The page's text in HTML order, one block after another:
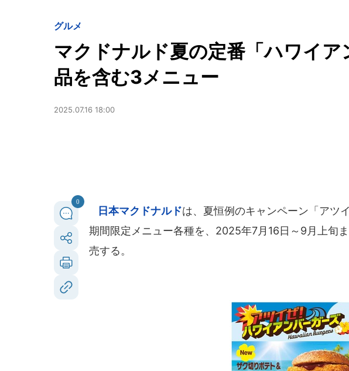
グルメ
マクドナルド夏の定番「ハワイ
品を含む3メニュー
2025.07.16 18:00
0
日本マクドナルドは、夏恒例のキャンペーン「アツ
期間限定メニュー各種を、2025年7月16日～9月上旬
売する。